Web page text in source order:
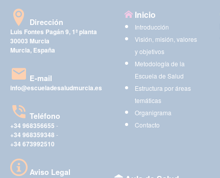
Dirección
Luis Fontes Pagán 9, 1ª planta
30003 Murcia
Murcia, España
E-mail
info@escueladesaludmurcia.es
Teléfono
+34 968356655 -
+34 968359348 -
+34 673992510
Aviso Legal
Inicio
Introducción
Visión, misión, valores
y objetivos
Metodología de la
Escuela de Salud
Estructura por áreas
temáticas
Organigrama
Contacto